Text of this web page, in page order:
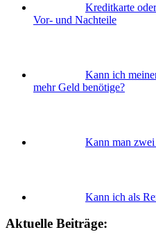
Kreditkarte
Vor- und Nachteile
Kann ich
mehr Geld benötige?
Kann man
Kann ich als
Aktuelle Beiträge: